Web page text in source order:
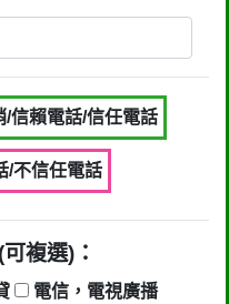
08 13:40:07
❓ 待確認
這是啥鬼來
其他
11 20:05:53
信賴電話/信任電話
/不信任電話
複選)：
電信，電視廣播